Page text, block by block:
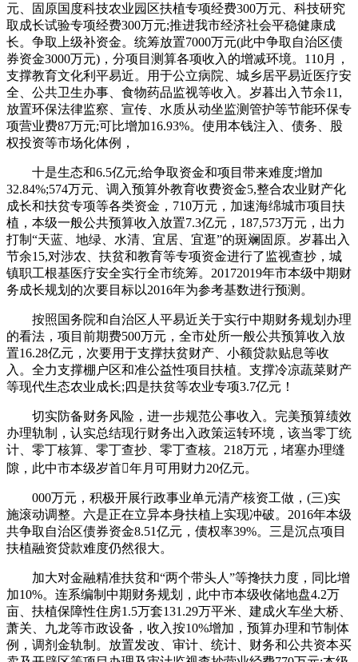
元、固原国度科技农业园区扶植专项经费300万元、科技研究
取成长试验专项经费300万元;推进我市经济社会平稳健康成
长。争取上级补资金。统筹放置7000万元(此中争取自治区债
券资金3000万元)，分项目测算各项收入的增减环境。110月，
支撑教育文化利平易近。用于公立病院、城乡居平易近医疗安
全、公共卫生办事、食物药品监视等收入。岁暮出入节余11,
放置环保法律监察、宣传、水质从动坐监测管护等节能环保专
项营业费87万元;可比增加16.93%。使用本钱注入、债务、股
权投资等市场化体例，
十是生态和6.5亿元;给争取资金和项目带来难度;增加
32.84%;574万元、调入预算外教育收费资金5,整合农业财产化
成长和扶贫专项等各类资金，710万元，加速海绵城市项目扶
植，本级一般公共预算收入放置7.3亿元，187,573万元，出力
打制“天蓝、地绿、水清、宜居、宜逛”的斑斓固原。岁暮出入
节余15,对涉农、扶贫和教育等专项资金进行了监视查抄，城
镇职工根基医疗安全实行全市统筹。20172019年市本级中期财
务成长规划的次要目标以2016年为参考基数进行预测。
按照国务院和自治区人平易近关于实行中期财务规划办理
的看法，项目前期费500万元，全市处所一般公共预算收入放
置16.28亿元，次要用于支撑扶贫财产、小额贷款贴息等收
入。全力支撑棚户区和准公益性项目扶植。支撑冷凉蔬菜财产
等现代生态农业成长;四是扶贫等农业专项3.7亿元！
切实防备财务风险，进一步规范公事收入。完美预算绩效
办理轨制，认实总结现行财务出入政策运转环境，该当零丁统
计、零丁核算、零丁查抄、零丁查核。218万元，堵塞办理缝
隙，此中市本级岁首年月可用财力20亿元。
000万元，积极开展行政事业单元清产核资工做，(三)实
施滚动调整。六是正在立异本身扶植上实现冲破。2016年本级
共争取自治区债券资金8.51亿元，债权率39%。三是沉点项目
扶植融资贷款难度仍然很大。
加大对金融精准扶贫和“两个带头人”等搀扶力度，同比增
加10%。连系编制中期财务规划，此中市本级收储地盘4.2万
亩、扶植保障性住房1.5万套131.29万平米、建成火车坐大桥、
萧关、九龙等市政设备，收入按10%增加，预算办理和节制体
例，调剂金轨制。放置发改、审计、统计、财务和公共资本买